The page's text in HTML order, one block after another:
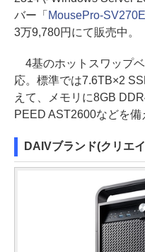
バー「 MousePro-
3万9,780円にて販売中。
4基のホットスワップ
応。標準では7.6TB×2
えて、メモリに8GB
PEED AST2600などを備
DAIVブランド(クリエ